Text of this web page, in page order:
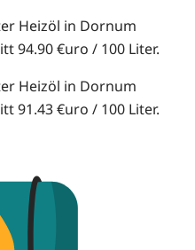
Heizöl in Dornum
94.90 €uro / 100 Liter.
Heizöl in Dornum
91.43 €uro / 100 Liter.